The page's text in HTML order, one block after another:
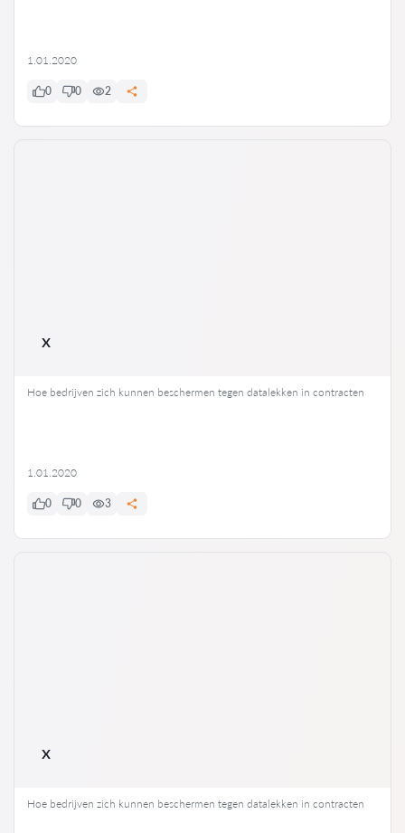
1.01.2020
0 0 2
x
Hoe bedrijven zich kunnen beschermen tegen datalekken in contracten
1.01.2020
0 0 3
x
Hoe bedrijven zich kunnen beschermen tegen datalekken in contracten